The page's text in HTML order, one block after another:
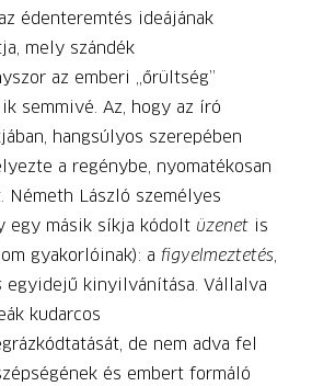
édenteremtés ideájának
mely szándék
az emberi „őrültség”
semmivé. Az, hogy az író
hangsúlyos szerepében
a regénybe, nyomatékosan
László személyes
egy másik síkja kódolt üzenet is
gyakorlóinak): a figyelmeztetés,
egyidejű kinyilvánítása. Vállalva
kudarcos
de nem adva fel
és embert formáló